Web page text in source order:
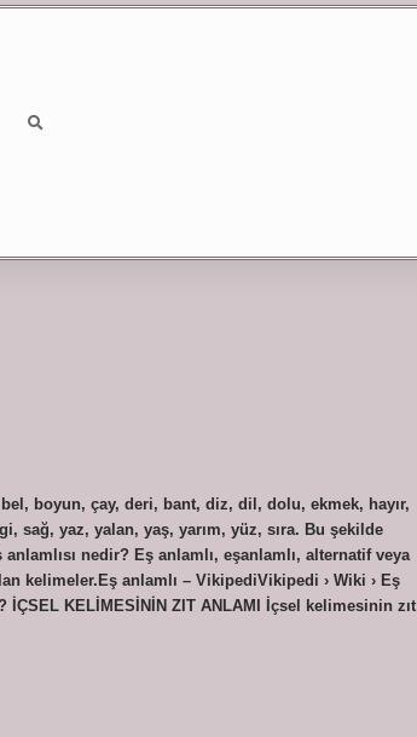
boyun, çay, deri, bant, diz, dil, dolu, ekmek, hayır,
sağ, yaz, yalan, yaş, yarım, yüz, sıra. Bu şekilde
nedir? Eş anlamlı, eşanlamlı, alternatif veya
kelimeler.Eş anlamlı – VikipediVikipedi › Wiki › Eş
İÇSEL KELİMESİNİN ZIT ANLAMI İçsel kelimesinin zıt